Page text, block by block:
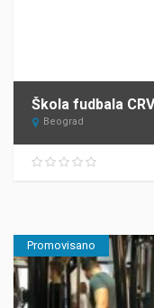
Škola fudbala
Beograd
Promovisano